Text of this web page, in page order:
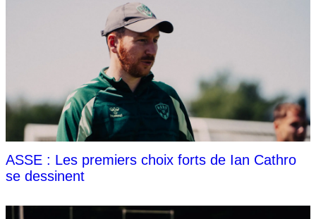
ASSE : Les premiers choix forts de Ian Cathro
se dessinent